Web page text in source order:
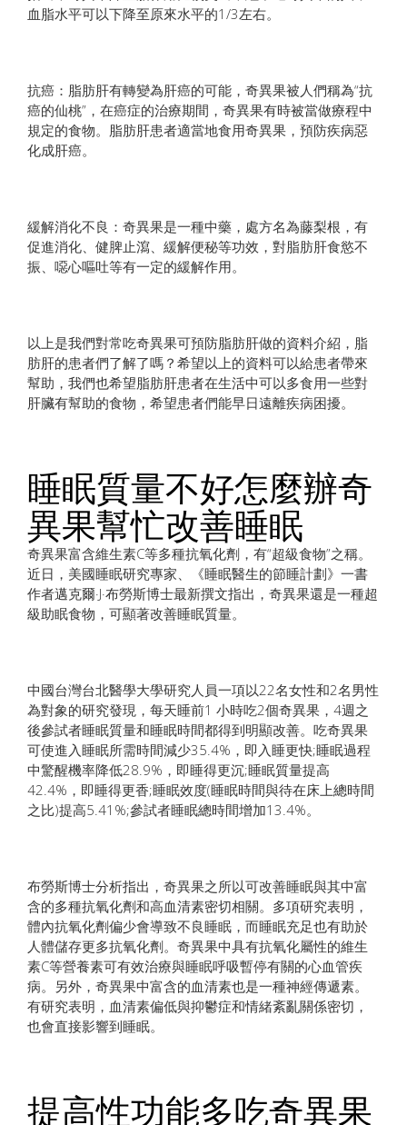
血脂水平可以下降至原來水平的1/3左右。
抗癌：脂肪肝有轉變為肝癌的可能，奇異果被人們稱為“抗
癌的仙桃”，在癌症的治療期間，奇異果有時被當做療程中
規定的食物。脂肪肝患者適當地食用奇異果，預防疾病惡
化成肝癌。
緩解消化不良：奇異果是一種中藥，處方名為藤梨根，有
促進消化、健脾止瀉、緩解便秘等功效，對脂肪肝食慾不
振、噁心嘔吐等有一定的緩解作用。
以上是我們對常吃奇異果可預防脂肪肝做的資料介紹，脂
肪肝的患者們了解了嗎？希望以上的資料可以給患者帶來
幫助，我們也希望脂肪肝患者在生活中可以多食用一些對
肝臟有幫助的食物，希望患者們能早日遠離疾病困擾。
睡眠質量不好怎麼辦奇
異果幫忙改善睡眠
奇異果富含維生素C等多種抗氧化劑，有“超級食物”之稱。
近日，美國睡眠研究專家、《睡眠醫生的節睡計劃》一書
作者邁克爾·J·布勞斯博士最新撰文指出，奇異果還是一種超
級助眠食物，可顯著改善睡眠質量。
中國台灣台北醫學大學研究人員一項以22名女性和2名男性
為對象的研究發現，每天睡前1 小時吃2個奇異果，4週之
後參試者睡眠質量和睡眠時間都得到明顯改善。吃奇異果
可使進入睡眠所需時間減少35.4%，即入睡更快;睡眠過程
中驚醒機率降低28.9%，即睡得更沉;睡眠質量提高
42.4%，即睡得更香;睡眠效度(睡眠時間與待在床上總時間
之比)提高5.41%;參試者睡眠總時間增加13.4%。
布勞斯博士分析指出，奇異果之所以可改善睡眠與其中富
含的多種抗氧化劑和高血清素密切相關。多項研究表明，
體內抗氧化劑偏少會導致不良睡眠，而睡眠充足也有助於
人體儲存更多抗氧化劑。奇異果中具有抗氧化屬性的維生
素C等營養素可有效治療與睡眠呼吸暫停有關的心血管疾
病。另外，奇異果中富含的血清素也是一種神經傳遞素。
有研究表明，血清素偏低與抑鬱症和情緒紊亂關係密切，
也會直接影響到睡眠。
提高性功能多吃奇異果